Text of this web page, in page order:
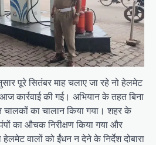
पूरे सितंबर माह चलाए जा रहे नो हेलमेट
कार्रवाई की गई। अभियान के तहत बिना
चालकों का चालान किया गया। शहर के
का औचक निरीक्षण किया गया और
वालों को ईंधन न देने के निर्देश दोबारा